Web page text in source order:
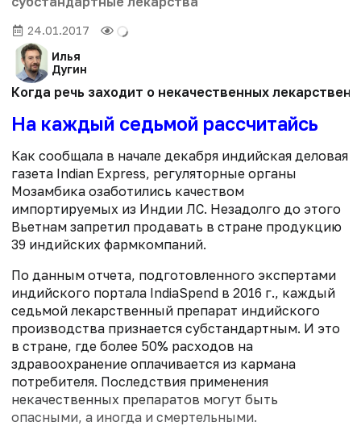
24.01.2017
Илья
Дугин
Когда речь заходит о некачественных
На каждый седьмой рассчитайсь
Как сообщала в начале декабря индийская деловая
газета Indian Express, регуляторные органы
Мозамбика озаботились качеством
импортируемых из Индии ЛС. Незадолго до этого
Вьетнам запретил продавать в стране продукцию
39 индийских фармкомпаний.
По данным отчета, подготовленного экспертами
индийского портала IndiaSpend в 2016 г., каждый
седьмой лекарственный препарат индийского
производства признается субстандартным. И это
в стране, где более 50% расходов на
здравоохранение оплачивается из кармана
потребителя. Последствия применения
некачественных препаратов могут быть
опасными, а иногда и смертельными.